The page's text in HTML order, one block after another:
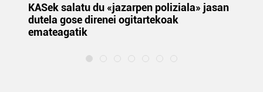
KASek salatu du «jazarpen poliziala» jasan
dutela gose direnei ogitartekoak
emateagatik